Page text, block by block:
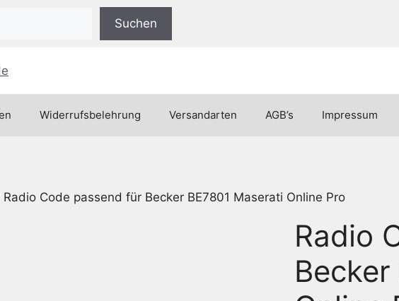
Suchen
Widerrufsbelehrung Versandarten AGB’s Impressum
Radio Code passend für Becker BE7801 Maserati Online Pro
Radio